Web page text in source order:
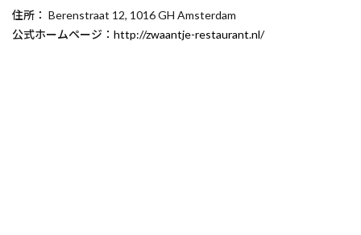
住所： Berenstraat 12, 1016 GH Amsterdam
公式ホームページ： http://zwaantje-restaurant.nl/